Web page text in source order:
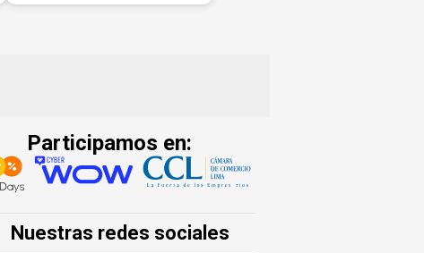
Participamos en:
Nuestras redes sociales